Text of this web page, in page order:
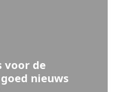
voor de
nieuws